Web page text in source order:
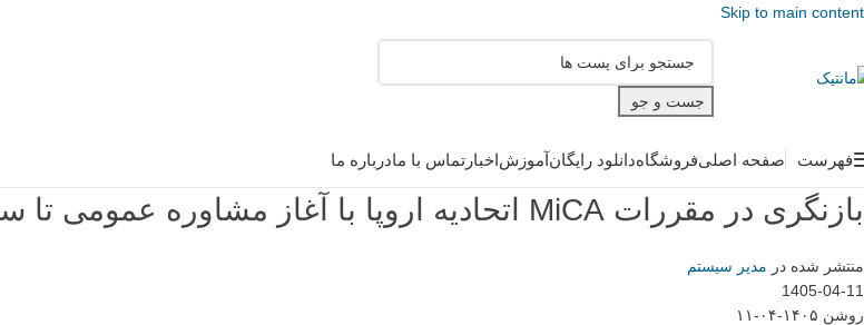
Skip to main content
جست و جو
فهرست صفحه اصلیفروشگاهدانلود رایگانآموزشاخبار تماس با مادرباره ما
بازنگری در مقررات MiCA اتحادیه اروپا با آغاز مشاوره عمومی تا سپتامبر
منتشر شده در مدیر سیستم
1405-04-11
روشن ۱۴۰۵-۰۴-۱۱